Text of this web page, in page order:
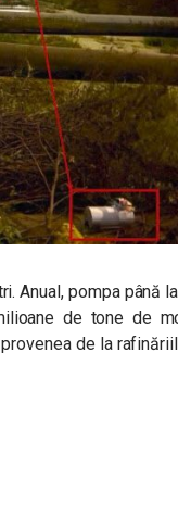
Anual, pompa până
de tone de
de la